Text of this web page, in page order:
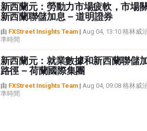
新西蘭元：勞動力市場疲軟，市場
新西蘭聯儲加息 – 道明證券
由 FXStreet Insights Team| Aug 04, 13:10 格林威
準時間
新西蘭元：就業數據和新西蘭聯儲
路徑 – 荷蘭國際集團
由 FXStreet Insights Team| Aug 04, 09:08 格林威
準時間